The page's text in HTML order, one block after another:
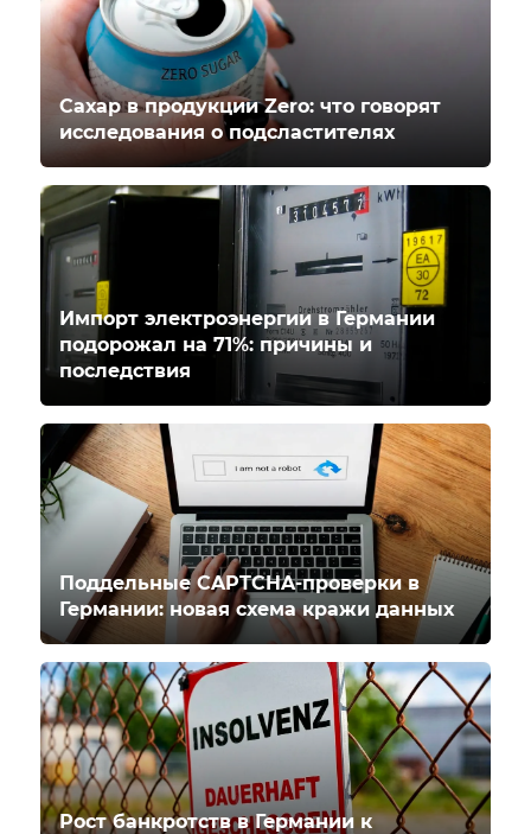
Сахар в продукции Zero: что говорят
исследования о подсластителях
Импорт электроэнергии в Германии
подорожал на 71%: причины и
последствия
Поддельные CAPTCHA-проверки в
Германии: новая схема кражи данных
Рост банкротств в Германии к